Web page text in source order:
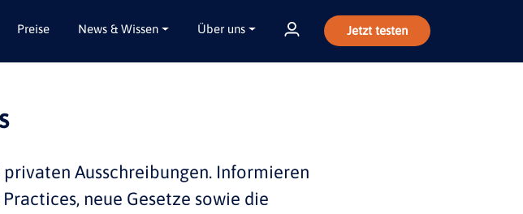
Beratungsleistungen
Garten- / Landschaftsbau
Gebäudeausbau
Preise News & Wissen Über uns Jetzt testen
Ausschreibungen. Informieren
Practices, neue Gesetze sowie die